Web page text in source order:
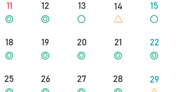
11 12 13 14 15
18 19 20 21 22
25 26 27 28 29